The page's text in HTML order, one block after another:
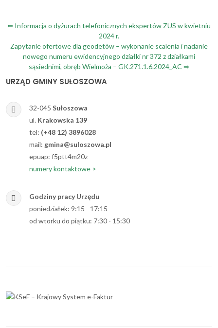
Nawigacja
wpisu
⇐ Informacja o dyżurach telefonicznych ekspertów ZUS w kwietniu
2024 r.
Zapytanie ofertowe dla geodetów – wykonanie scalenia i nadanie
nowego numeru ewidencyjnego działki nr 372 z działkami
sąsiednimi, obręb Wielmoża – GK.271.1.6.2024_AC ⇒
URZĄD GMINY SUŁOSZOWA
32-045 Sułoszowa
ul. Krakowska 139
tel: (+48 12) 3896028
mail: gmina@suloszowa.pl
epuap: f5ptt4m20z
numery kontaktowe >
Godziny pracy Urzędu
poniedziałek: 9:15 - 17:15
od wtorku do piątku: 7:30 - 15:30